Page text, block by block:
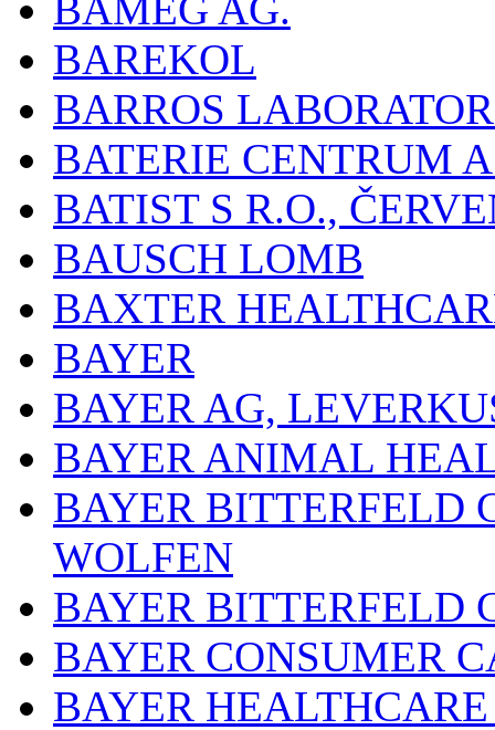
BAREKOL
BARROS
BATERIE CENTRUM
BATIST S R.O.,
BAUSCH LOMB
BAXTER
BAYER
BAYER AG,
BAYER ANIMAL
BAYER BITTERFELD
WOLFEN
BAYER BITTERFELD
BAYER CONSUMER
BAYER